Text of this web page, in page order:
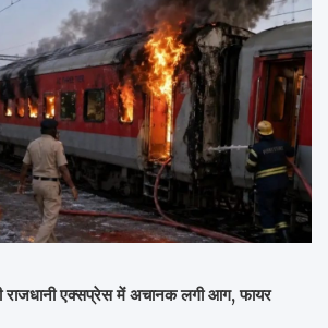
राजधानी एक्सप्रेस में अचानक लगी आग, फायर